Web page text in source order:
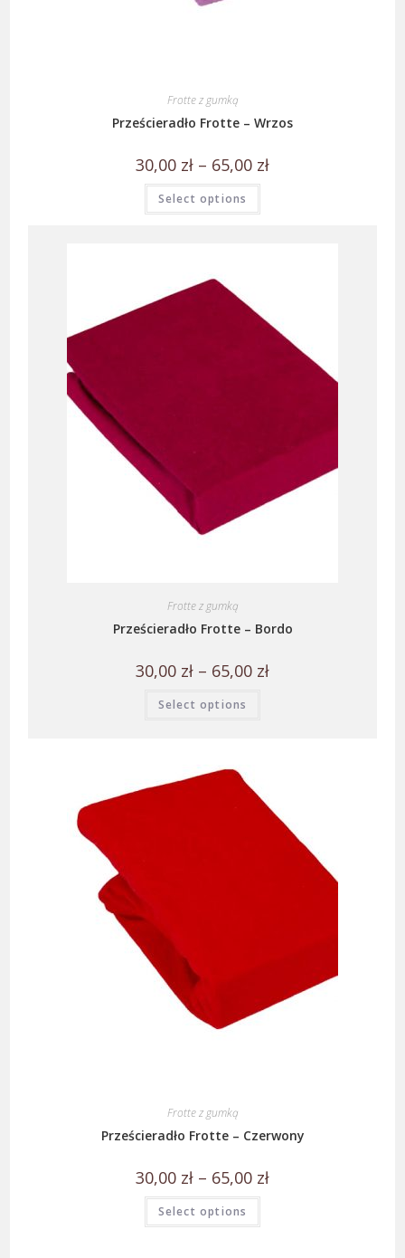
Frotte z gumką
Prześcieradło Frotte – Wrzos
30,00 zł – 65,00 zł
Select options
Frotte z gumką
Prześcieradło Frotte – Bordo
30,00 zł – 65,00 zł
Select options
Frotte z gumką
Prześcieradło Frotte – Czerwony
30,00 zł – 65,00 zł
Select options